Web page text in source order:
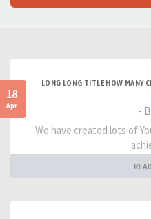
18
Apr
LONG LONG TITLE HOW MANY
-
We have created lots of